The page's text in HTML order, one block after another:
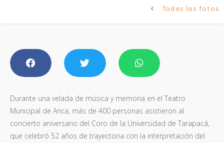
Todas las fotos
Durante una velada de música y memoria en el Teatro
Municipal de Arica, más de 400 personas asistieron al
concierto aniversario del Coro de la Universidad de Tarapacá,
que celebró 52 años de trayectoria con la interpretación del